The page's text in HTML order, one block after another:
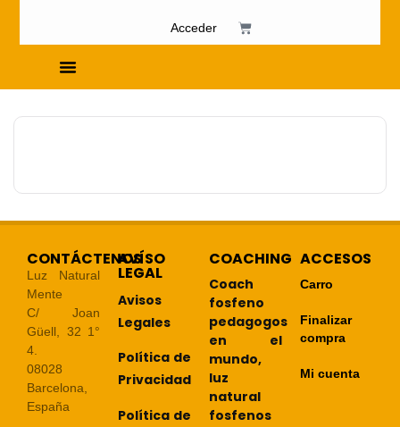
Acceder
CONTÁCTENOS
Luz Natural
Mente
C/ Joan
Güell, 32 1°
4.
08028
Barcelona,
España
AVÍSO
LEGAL
Avisos
Legales
Política de
Privacidad
Política de
COACHING
Coach
fosfeno
pedagogos
en el
mundo,
luz
natural
fosfenos
ACCESOS
Carro
Finalizar
compra
Mi cuenta